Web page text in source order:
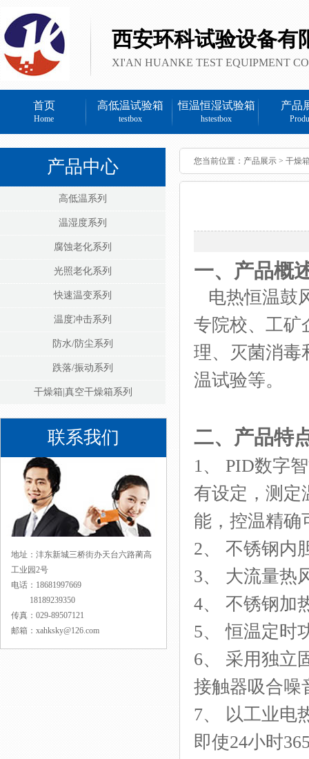
西安环科试验设备有
XI'AN HUANKE TEST EQUIPMENT
首页
Home
高低温试验箱
testbox
恒温恒湿试验箱
hstestbox
产品
产品中心
高低温系列
温湿度系列
腐蚀老化系列
光照老化系列
快速温变系列
温度冲击系列
防水/防尘系列
跌落/振动系列
干燥箱|真空干燥箱系列
联系我们
地址：沣东新城三桥街办天台六路蔺高
工业园2号
电话：18681997669
18189239350
传真：029-89507121
邮箱：xahksky@126.com
您当前位置： 产品展示 > 干燥
一、 产品概
电热恒温鼓
专院校、工矿
理、灭菌消毒
温试验等。
二、 产品特
1、
PID数字
有设定，测定
能，控温精确
2、 不锈钢内
3、 大流量热
4、 不锈钢加
5、 恒温定时
6、 采用独立
接触器吸合
7、
以工业电
即使24小时